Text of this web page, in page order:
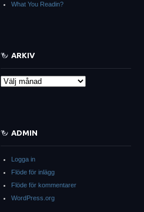
What You Readin?
ARKIV
Arkiv
ADMIN
Logga in
Flöde för inlägg
Flöde för kommentarer
WordPress.org